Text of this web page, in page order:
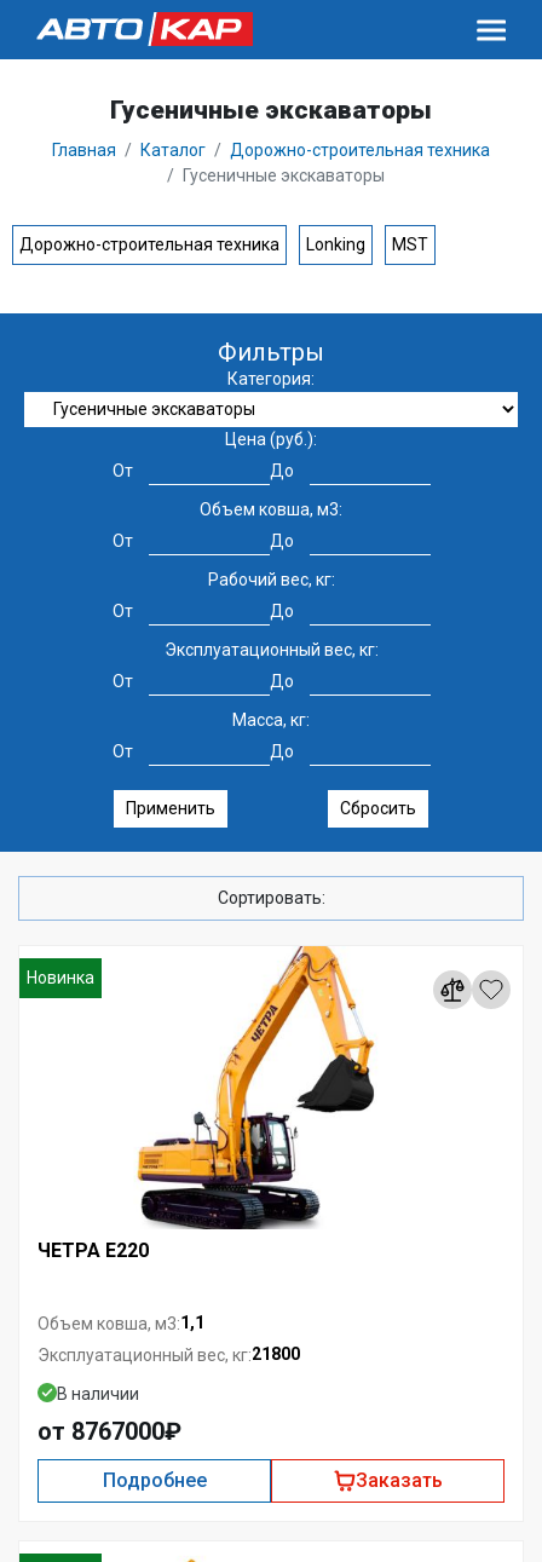
Гусеничные экскаваторы
Главная Каталог
Дорожно-строительная техника
Гусеничные экскаваторы
Дорожно-строительная техника Lonking MST
Фильтры
Категория:
Цена (руб.):
От
До
Объем ковша, м3:
От
До
Рабочий вес, кг:
От
До
Эксплуатационный вес, кг:
От
До
Масса, кг:
От
До
Применить Сбросить
Сортировать:
Новинка
ЧЕТРА E220
Объем ковша, м3:1,1
Эксплуатационный вес, кг:21800
В наличии
от 8767000₽
Подробнее Заказать